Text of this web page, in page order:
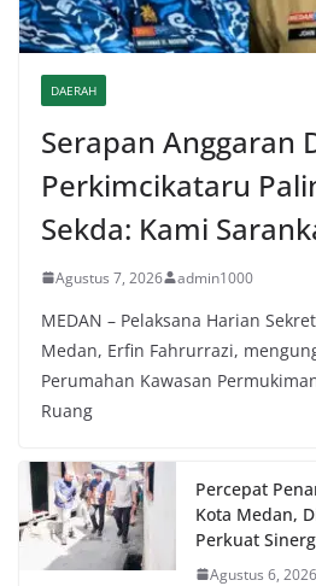
DAERAH
Serapan Anggaran
Perkimcikataru
Sekda: Kami
Agustus 7, 2026 admin1000
MEDAN – Pelaksana Harian
Medan, Erfin Fahrurrazi,
Perumahan Kawasan
Ruang
Percepat
Kota Medan,
Perkuat
Agustus 6, 2026